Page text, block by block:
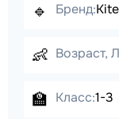
🔹 Бренд:Kite
👶 Возраст,
🏫 Класс:1-3